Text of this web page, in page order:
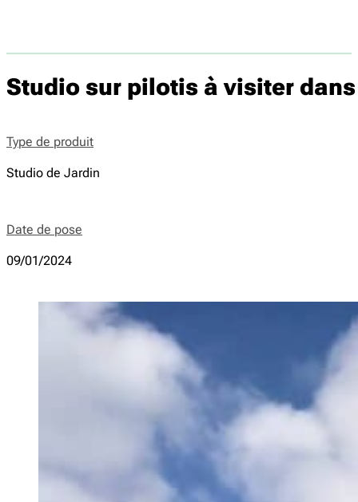
Studio sur pilotis à visiter
Type de produit
Studio de Jardin
Date de pose
09/01/2024